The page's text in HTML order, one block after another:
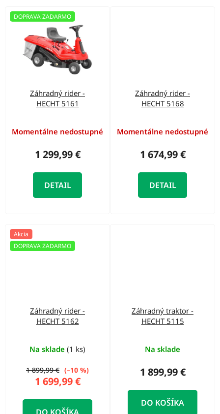
DOPRAVA ZADARMO
Záhradný rider -
HECHT 5161
Momentálne nedostupné
1 299,99 €
DETAIL
Záhradný rider -
HECHT 5168
Momentálne nedostupné
1 674,99 €
DETAIL
Akcia
DOPRAVA ZADARMO
Záhradný rider -
HECHT 5162
Na sklade (1 ks)
1 699,99 €
1 899,99 € (–10 %)
Záhradný traktor -
HECHT 5115
Na sklade
1 899,99 €
DO KOŠÍKA